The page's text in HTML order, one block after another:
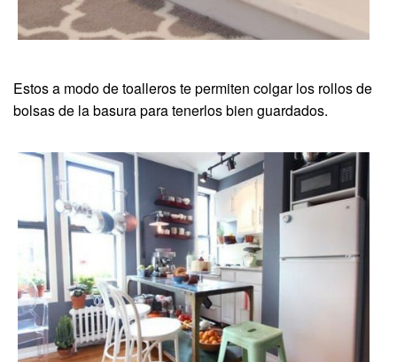
Estos a modo de toalleros te permiten colgar los rollos de
bolsas de la basura para tenerlos bien guardados.